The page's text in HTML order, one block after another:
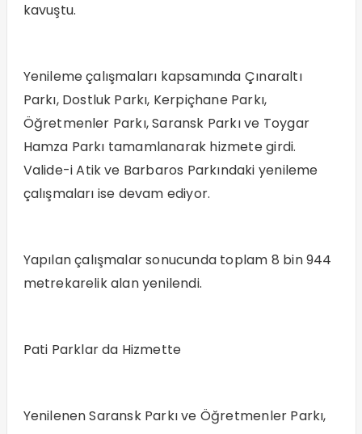
kavuştu.
Yenileme çalışmaları kapsamında Çınaraltı
Parkı, Dostluk Parkı, Kerpiçhane Parkı,
Öğretmenler Parkı, Saransk Parkı ve Toygar
Hamza Parkı tamamlanarak hizmete girdi.
Valide-i Atik ve Barbaros Parkındaki yenileme
çalışmaları ise devam ediyor.
Yapılan çalışmalar sonucunda toplam 8 bin 944
metrekarelik alan yenilendi.
Pati Parklar da Hizmette
Yenilenen Saransk Parkı ve Öğretmenler Parkı,